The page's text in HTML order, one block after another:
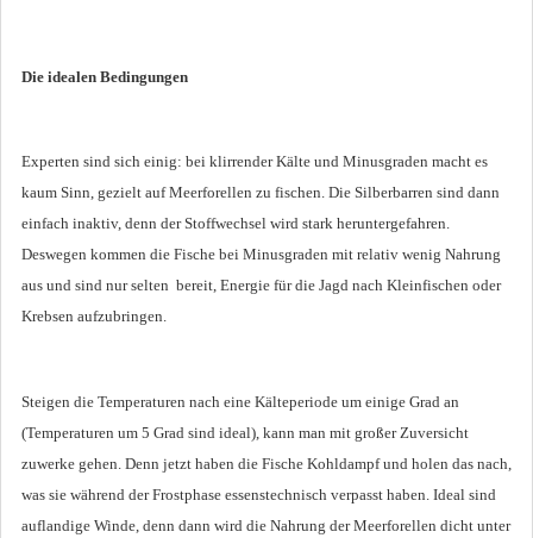
Die idealen Bedingungen
Experten sind sich einig: bei klirrender Kälte und Minusgraden macht es
kaum Sinn, gezielt auf Meerforellen zu fischen. Die Silberbarren sind dann
einfach inaktiv, denn der Stoffwechsel wird stark heruntergefahren.
Deswegen kommen die Fische bei Minusgraden mit relativ wenig Nahrung
aus und sind nur selten bereit, Energie für die Jagd nach Kleinfischen oder
Krebsen aufzubringen.
Steigen die Temperaturen nach eine Kälteperiode um einige Grad an
(Temperaturen um 5 Grad sind ideal), kann man mit großer Zuversicht
zuwerke gehen. Denn jetzt haben die Fische Kohldampf und holen das nach,
was sie während der Frostphase essenstechnisch verpasst haben. Ideal sind
auflandige Winde, denn dann wird die Nahrung der Meerforellen dicht unter